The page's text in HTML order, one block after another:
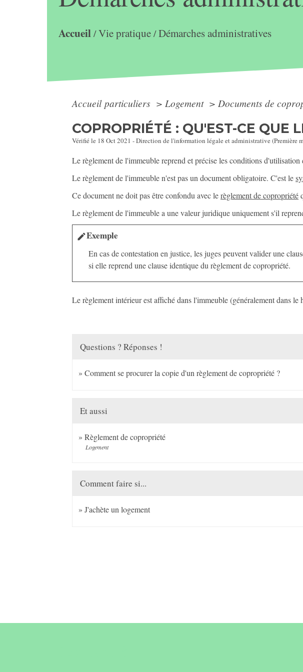
Accueil/Vie pratique/Démarches administratives
Accueil particuliers > Logement > Documents de
COPROPRIÉTÉ : QU'EST-CE QUE
Vérifié le 18 Oct 2021 - Direction de l'information légale et administrative (Première
Le règlement de l'immeuble reprend et précise les conditions d'utilisation
Le règlement de l'immeuble n'est pas un document obligatoire. C'est le
Ce document ne doit pas être confondu avec lerèglement de copropriété
Le règlement de l'immeuble a une valeur juridique uniquement s'il
editExemple
En cas de contestation en justice, les juges peuvent valider une
si elle reprend une clause identique du règlement de copropriété.
Le règlement intérieur est affiché dans l'immeuble (généralement dans
Questions ? Réponses !
Comment se procurer la copie d'un règlement de copropriété ?
Et aussi
Règlement de copropriété
Logement
Comment faire si...
J'achète un logement